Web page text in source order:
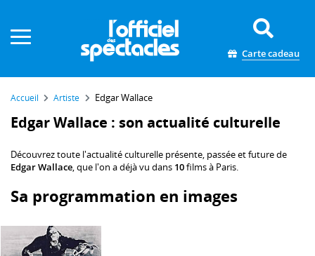
Carte cadeau
Accueil Artiste Edgar Wallace
Edgar Wallace : son actualité culturelle
Découvrez toute l'actualité culturelle présente, passée et future de
Edgar Wallace, que l'on a déjà vu dans 10films à Paris.
Sa programmation en images